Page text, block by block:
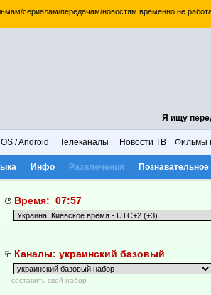
сериалам/передачам/новостям временно не
Я ищу
/ Android Телеканалы Новости ТВ Фильмы
Инфо Развлечения Познавательное
Время: 07:57
Каналы: украинский базовый
составить свой набор